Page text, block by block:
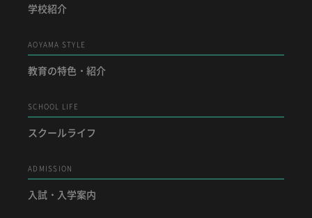
学校紹介
AOYAMA STYLE
教育の特色・紹介
SCHOOL LIFE
スクールライフ
ADMISSION
入試・入学案内